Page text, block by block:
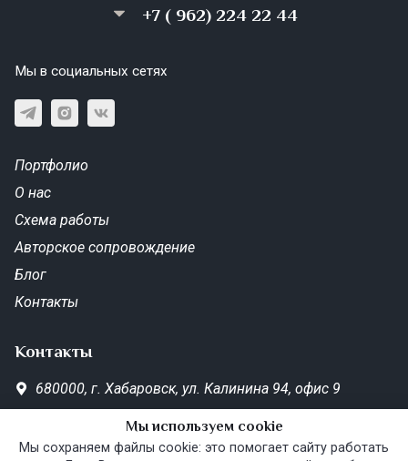
+7 ( 962) 224 22 44
Мы в социальных сетях
Портфолио
О нас
Схема работы
Авторское сопровождение
Блог
Контакты
Контакты
680000, г. Хабаровск, ул. Калинина 94, офис 9
Пн—Пт 10:00–19:00
Мы используем cookie
Мы сохраняем файлы cookie: это помогает сайту работать